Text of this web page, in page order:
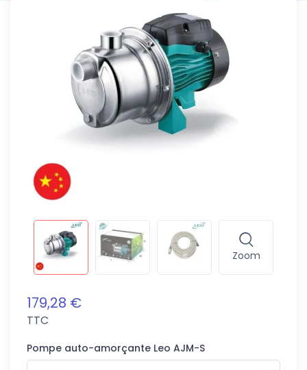
Zoom
179,28 €
TTC
Pompe auto-amorçante Leo AJM-S